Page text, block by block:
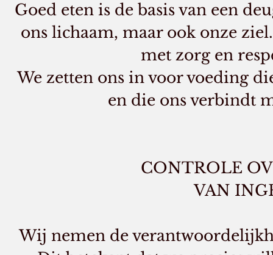
Goed eten is de basis van een
ons lichaam, maar ook onze
met zorg en
We zetten ons in voor voeding
en die ons verbindt
CONTROLE
VAN
Wij nemen de